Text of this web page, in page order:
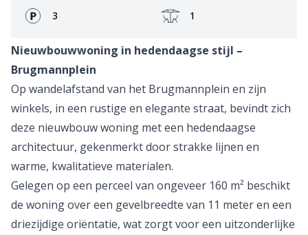
Fronts:
3 Terrace:
1
Nieuwbouwwoning in hedendaagse stijl –
Brugmannplein
Op wandelafstand van het Brugmannplein en zijn
winkels, in een rustige en elegante straat, bevindt zich
deze nieuwbouw woning met een hedendaagse
architectuur, gekenmerkt door strakke lijnen en
warme, kwalitatieve materialen.
Gelegen op een perceel van ongeveer 160 m² beschikt
de woning over een gevelbreedte van 11 meter en een
driezijdige oriëntatie, wat zorgt voor een uitzonderlijke